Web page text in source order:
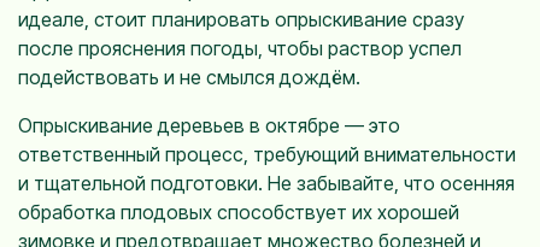
идеале, стоит планировать опрыскивание сразу
после прояснения погоды, чтобы раствор успел
подействовать и не смылся дождём.
Опрыскивание деревьев в октябре — это
ответственный процесс, требующий внимательности
и тщательной подготовки. Не забывайте, что осенняя
обработка плодовых способствует их хорошей
зимовке и предотвращает множество болезней и